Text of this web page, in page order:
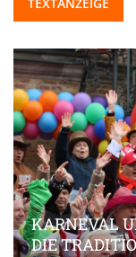
TEXTANZEIGE
KARNEVAL
DIE